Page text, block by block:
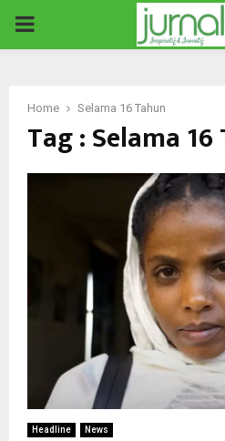
PRIMARY
Home Selama 16 Tahun
Tag : Selama
Headline News